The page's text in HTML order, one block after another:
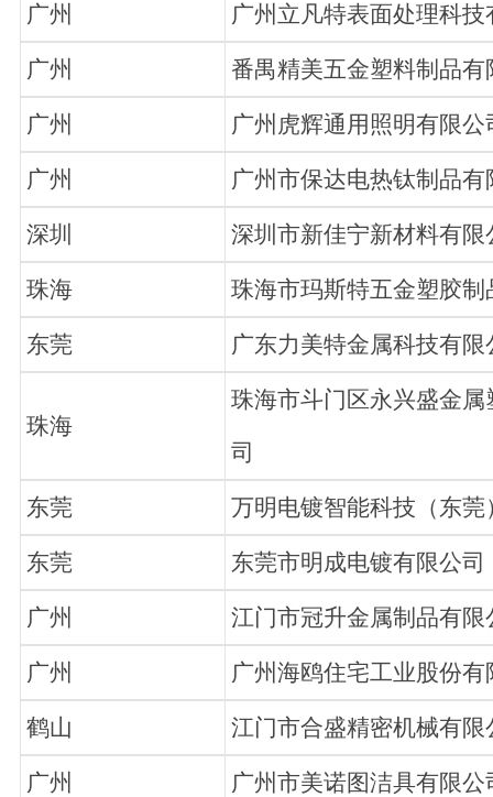
广州 广州立凡特表面处理科技
广州 番禺精美五金塑料制品有
广州 广州虎辉通用照明有限公
广州 广州市保达电热钛制品有
深圳 深圳市新佳宁新材料有限
珠海 珠海市玛斯特五金塑胶制
东莞 广东力美特金属科技有限
珠海
珠海市斗门区永兴盛金
司
东莞 万明电镀智能科技（东莞
东莞 东莞市明成电镀有限公司
广州 江门市冠升金属制品有限
广州 广州海鸥住宅工业股份有
鹤山 江门市合盛精密机械有限
广州 广州市美诺图洁具有限公